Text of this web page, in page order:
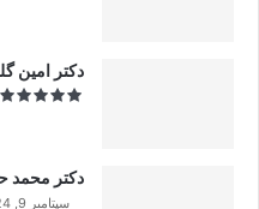
دکتر امین
دکتر محمد
سپتامبر 9, 2024